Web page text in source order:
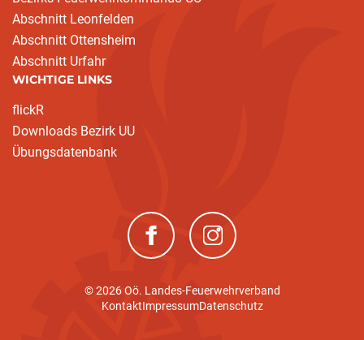
Abschnitt Leonfelden
Abschnitt Ottensheim
Abschnitt Urfahr
WICHTIGE LINKS
flickR
Downloads Bezirk UU
Übungsdatenbank
(neues Fenster)(neues Fenster)
© 2026 Oö. Landes-Feuerwehrverband
KontaktImpressumDatenschutz